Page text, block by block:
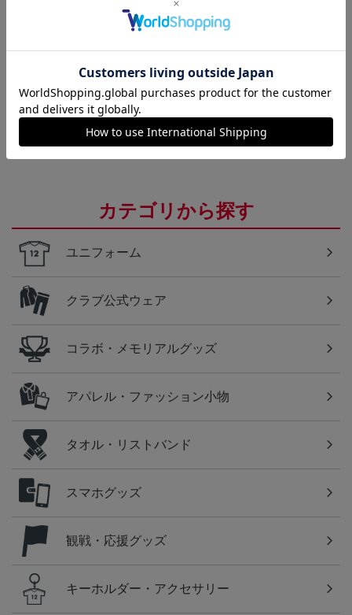
トピックス
浦和
浦和レッズのすべてのグッズをチェックしたい方
に！全グッズ一覧はこちら！
カテゴリから探す
ユニフォーム
クラブ公式ウェア
コラボ・メモリアルグッズ
アパレル・ファッション小物
タオル・リストバンド
スマホグッズ
観戦・応援グッズ
キーホルダー・アクセサリー